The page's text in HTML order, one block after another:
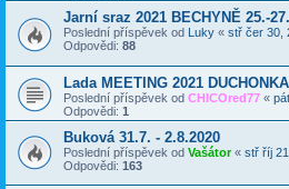
Jarní sraz 2021 BECHYNĚ 25.-
Poslední příspěvek od Luky « stř čer 30,
Odpovědi: 88
Lada MEETING 2021
Poslední příspěvek od CHICOred77 «
Odpovědi: 1
Buková 31.7. - 2.8.2020
Poslední příspěvek od Vašátor« stř říj
Odpovědi: 163